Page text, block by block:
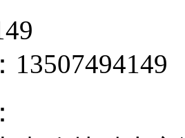
13507494149